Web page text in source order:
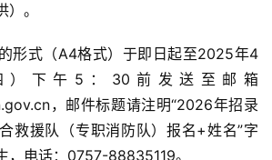
。
形式（A4格式）于即日起至2025年4
）下午5：30前发送至邮箱
，邮件标题请注明“2026年招录
救援队（专职消防队）报名+姓名”字
，电话：0757-88835119。